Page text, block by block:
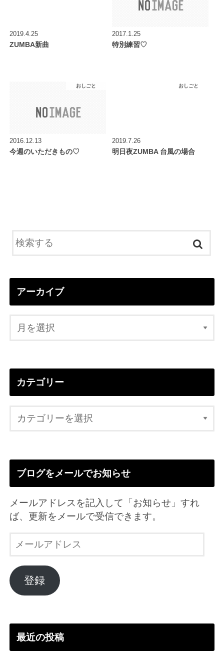
2019.4.25
ZUMBA新曲
2017.1.25
特別練習♡
おしごと
2016.12.13
今週のいただきもの♡
おしごと
2019.7.26
明日夜ZUMBA 台風の場合
アーカイブ
カテゴリー
ブログをメールでお知らせ
メールアドレスを記入して「お知らせ」すれ
ば、更新をメールで受信できます。
ル
ア
ド
登録
最近の投稿